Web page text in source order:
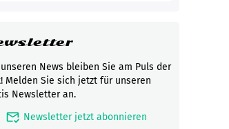
News bleiben Sie am Puls der
Melden Sie sich jetzt für unseren
Newsletter an.
mark_email_read Newsletter jetzt abonnieren